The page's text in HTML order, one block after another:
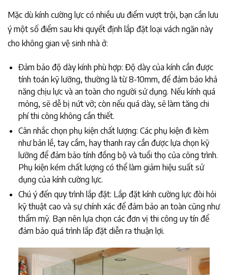
Mặc dù kính cường lực có nhiều ưu điểm vượt trội, bạn cần lưu
ý một số điểm sau khi quyết định lắp đặt loại vách ngăn này
cho không gian vệ sinh nhà ở:
Đảm bảo độ dày kính phù hợp: Độ dày của kính cần được
tính toán kỹ lưỡng, thường là từ 8-10mm, để đảm bảo khả
năng chịu lực và an toàn cho người sử dụng. Nếu kính quá
mỏng, sẽ dễ bị nứt vỡ; còn nếu quá dày, sẽ làm tăng chi
phí thi công không cần thiết.
Cân nhắc chọn phụ kiện chất lượng: Các phụ kiện đi kèm
như bản lề, tay cầm, hay thanh ray cần được lựa chọn kỹ
lưỡng để đảm bảo tính đồng bộ và tuổi thọ của công trình.
Phụ kiện kém chất lượng có thể làm giảm hiệu suất sử
dụng của kính cường lực.
Chú ý đến quy trình lắp đặt: Lắp đặt kính cường lực đòi hỏi
kỹ thuật cao và sự chính xác để đảm bảo an toàn cũng như
thẩm mỹ. Bạn nên lựa chọn các đơn vị thi công uy tín để
đảm bảo quá trình lắp đặt diễn ra thuận lợi.